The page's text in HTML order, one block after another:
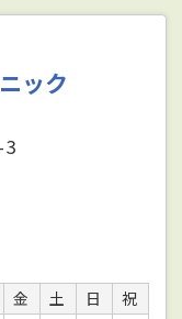
ック
金 土 日
祝